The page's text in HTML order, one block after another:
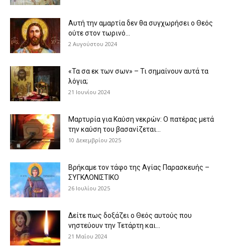
Αυτή την αμαρτία δεν θα συγχωρήσει ο Θεός
ούτε στον τωρινό...
2 Αυγούστου 2024
«Τα σα εκ των σων» – Τι σημαίνουν αυτά τα
λόγια;
21 Ιουνίου 2024
Μαρτυρία για Καύση νεκρών: Ο πατέρας μετά
την καύση του βασανίζεται...
10 Δεκεμβρίου 2025
Βρήκαμε τον τάφο της Αγίας Παρασκευής –
ΣΥΓΚΛΟΝΙΣΤΙΚΟ
26 Ιουλίου 2025
Δείτε πως δοξάζει ο Θεός αυτούς που
νηστεύουν την Τετάρτη και...
21 Μαΐου 2024